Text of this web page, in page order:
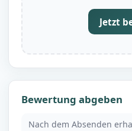
Jetzt
Bewertung abgeben
Nach dem Absenden